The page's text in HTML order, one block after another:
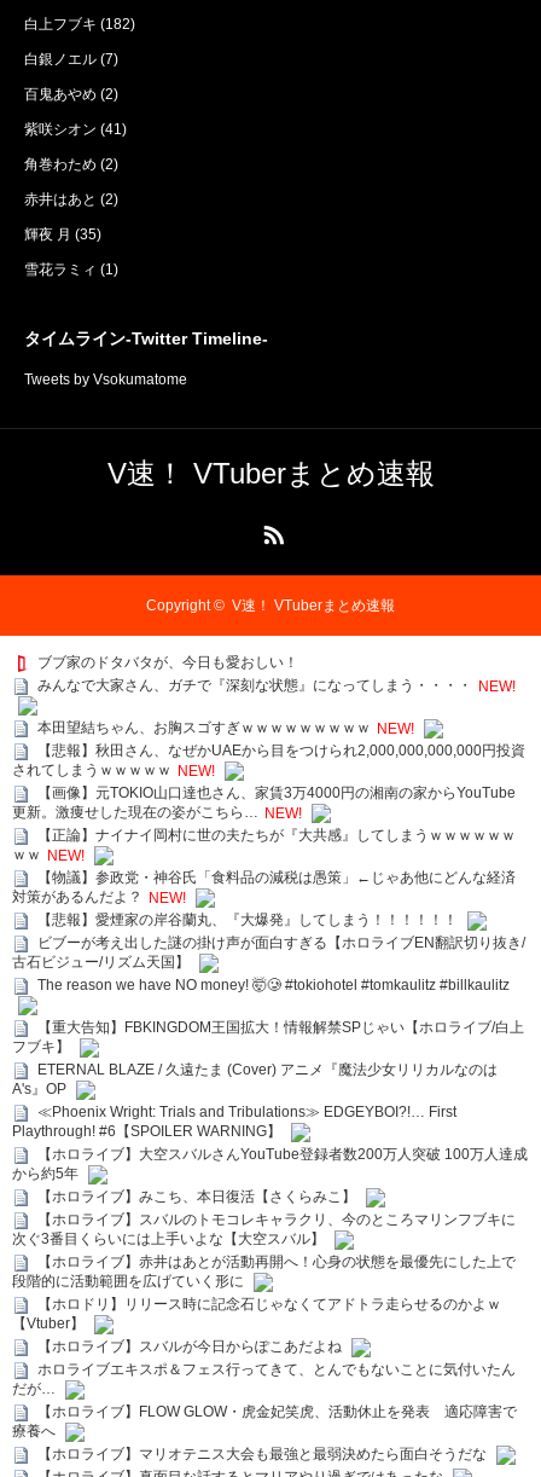
白上フブキ (182)
白銀ノエル (7)
百鬼あやめ (2)
紫咲シオン (41)
角巻わため (2)
赤井はあと (2)
輝夜 月 (35)
雪花ラミィ (1)
タイムライン-Twitter Timeline-
Tweets by Vsokumatome
V速！ VTuberまとめ速報
Copyright © V速！ VTuberまとめ速報
ブブ家のドタバタが、今日も愛おしい！
みんなで大家さん、ガチで『深刻な状態』になってしまう・・・・
NEW!
本田望結ちゃん、お胸スゴすぎｗｗｗｗｗｗｗｗｗ NEW!
【悲報】秋田さん、なぜかUAEから目をつけられ2,000,000,000,000円投資
されてしまうｗｗｗｗｗ NEW!
【画像】元TOKIO山口達也さん、家賃3万4000円の湘南の家からYouTube
更新。激痩せした現在の姿がこちら… NEW!
【正論】ナイナイ岡村に世の夫たちが『大共感』してしまうｗｗｗｗｗｗ
ｗｗ NEW!
【物議】参政党・神谷氏「食料品の減税は愚策」←じゃあ他にどんな経済
対策があるんだよ？
NEW!
【悲報】愛煙家の岸谷蘭丸、『大爆発』してしまう！！！！！！
ビブーが考え出した謎の掛け声が面白すぎる【ホロライブEN翻訳切り抜き/
古石ビジュー/リズム天国】
The reason we have NO money! 🤯🥲 #tokiohotel #tomkaulitz #billkaulitz
【重大告知】FBKINGDOM王国拡大！情報解禁SPじゃい【ホロライブ/白上
フブキ】
ETERNAL BLAZE / 久遠たま (Cover) アニメ『魔法少女リリカルなのは
A's』OP
≪Phoenix Wright: Trials and Tribulations≫ EDGEYBOI?!… First
Playthrough! #6【SPOILER WARNING】
【ホロライブ】大空スバルさんYouTube登録者数200万人突破 100万人達成
から約5年
【ホロライブ】みこち、本日復活【さくらみこ】
【ホロライブ】スバルのトモコレキャラクリ、今のところマリンフブキに
次ぐ3番目くらいには上手いよな【大空スバル】
【ホロライブ】赤井はあとが活動再開へ！心身の状態を最優先にした上で
段階的に活動範囲を広げていく形に
【ホロドリ】リリース時に記念石じゃなくてアドトラ走らせるのかよｗ
【Vtuber】
【ホロライブ】スバルが今日からぽこあだよね
ホロライブエキスポ＆フェス行ってきて、とんでもないことに気付いたん
だが…
【ホロライブ】FLOW GLOW・虎金妃笑虎、活動休止を発表 適応障害で
療養へ
【ホロライブ】マリオテニス大会も最強と最弱決めたら面白そうだな